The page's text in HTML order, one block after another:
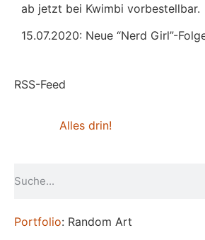
ab jetzt bei Kwimbi vorbestellbar.
15.07.2020: Neue “Nerd Girl”-
RSS-Feed
Alles drin!
Portfolio: Random Art